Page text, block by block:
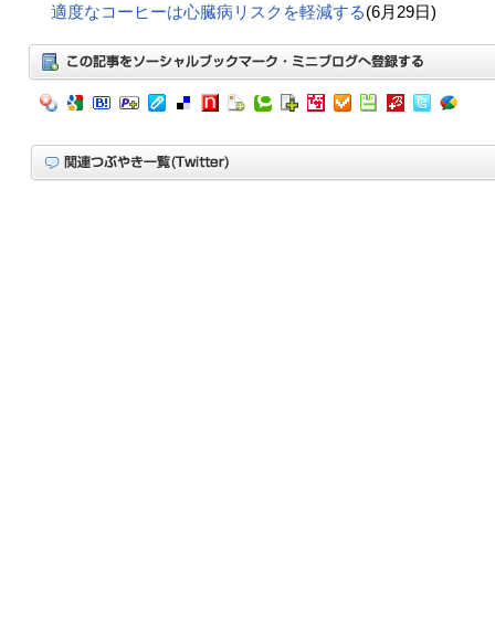
適度なコーヒーは心臓病リスクを軽減する(6月29日)